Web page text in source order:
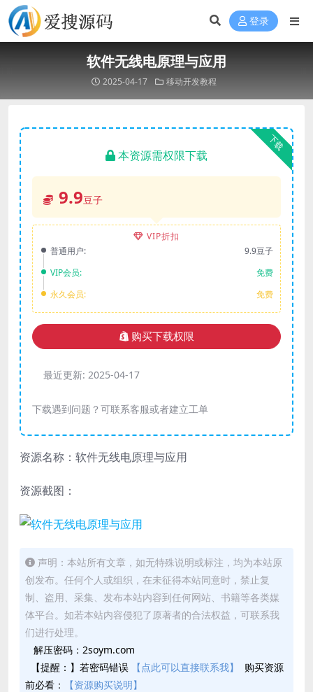
登录
软件无线电原理与应用
2025-04-17 移动开发教程
下载
本资源需权限下载
9.9豆子
VIP折扣
普通用户:
9.9豆子
VIP会员:
免费
永久会员:
免费
购买下载权限
最近更新: 2025-04-17
下载遇到问题？可联系客服或者建立工单
资源名称：软件无线电原理与应用
资源截图：
声明：本站所有文章，如无特殊说明或标注，均为本站原
创发布。任何个人或组织，在未征得本站同意时，禁止复
制、盗用、采集、发布本站内容到任何网站、书籍等各类媒
体平台。如若本站内容侵犯了原著者的合法权益，可联系我
们进行处理。
解压密码：2soym.com
【提醒：】若密码错误
【点此可以直接联系我】
购买资源
前必看：
【资源购买说明】